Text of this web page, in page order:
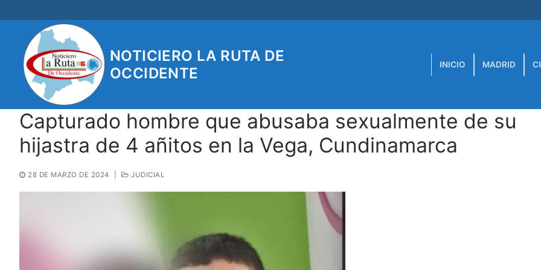
al
contenido
NOTICIERO LA RUTA DE
OCCIDENTE
INICIO MADRID
Capturado hombre que abusaba sexualmente de su
hijastra de 4 añitos en la Vega, Cundinamarca
28 DE MARZO DE 2024 JUDICIAL